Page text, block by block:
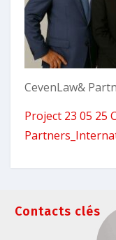
CevenLaw&
Project 23 05 25
Contacts clés